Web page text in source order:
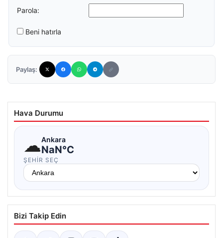
Parola:
Beni hatırla
Paylaş:
Hava Durumu
☁Ankara
NaN°C
ŞEHIR SEÇ
Bizi Takip Edin